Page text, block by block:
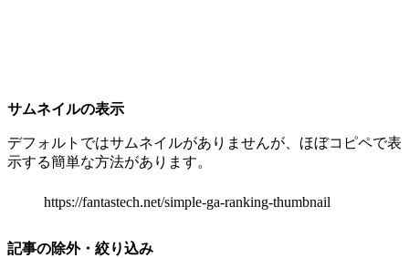
サムネイルの表示
デフォルトではサムネイルがありませんが、ほぼコピペで表
示する簡単な方法があります。
https://fantastech.net/simple-ga-ranking-thumbnail
記事の除外・絞り込み